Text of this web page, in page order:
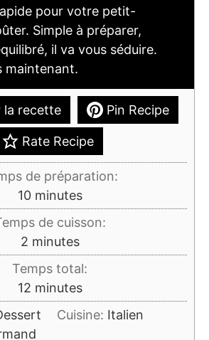
pour votre petit-
Simple à préparer,
il va vous séduire.
maintenant.
la recette Pin Recipe
Rate Recipe
de préparation:
10minutes
minutes
de cuisson:
2minutes
minutes
Temps total:
12minutes
minutes
Cuisine: Italien